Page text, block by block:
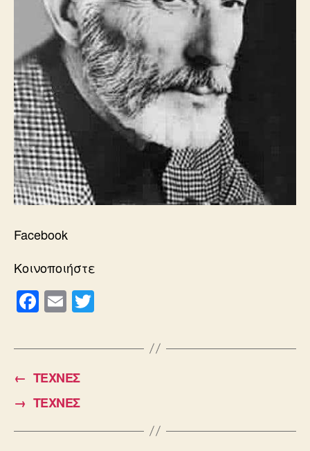
Facebook
Κοινοποιήστε
F
a
c
e
b
o
o
E
m
ailtt
← TΕΧΝΕΣ
→ ΤΕΧΝΕΣ